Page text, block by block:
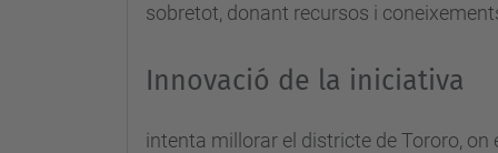
sobretot, donant recursos i
Innovació de la iniciativa
intenta millorar el districte de Tororo,